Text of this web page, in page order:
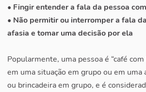
• Fingir entender a fala da pessoa
• Não permitir ou interromper a fala
afasia e tomar uma decisão por ela
Popularmente, uma pessoa é “café
em uma situação em grupo ou em uma
ou brincadeira em grupo, e é